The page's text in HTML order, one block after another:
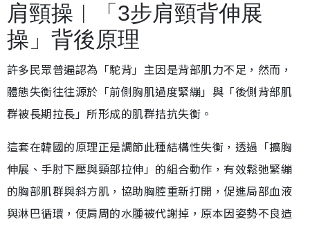
肩頸操︱「3步肩頸背伸展
操」背後原理
許多民眾普遍認為「駝背」主因是背部肌力不足，然而，
體態失衡往往源於「前側胸肌過度緊繃」與「後側背部肌
群被長期拉長」所形成的肌群拮抗失衡。
這套在韓國的原理正是調節此種結構性失衡，透過「擴胸
伸展、手肘下壓與頸部拉伸」的組合動作，有效鬆弛緊繃
的胸部肌群與斜方肌，協助胸腔重新打開，促進局部血液
與淋巴循環，使肩周的水腫被代謝掉，原本因姿勢不良造